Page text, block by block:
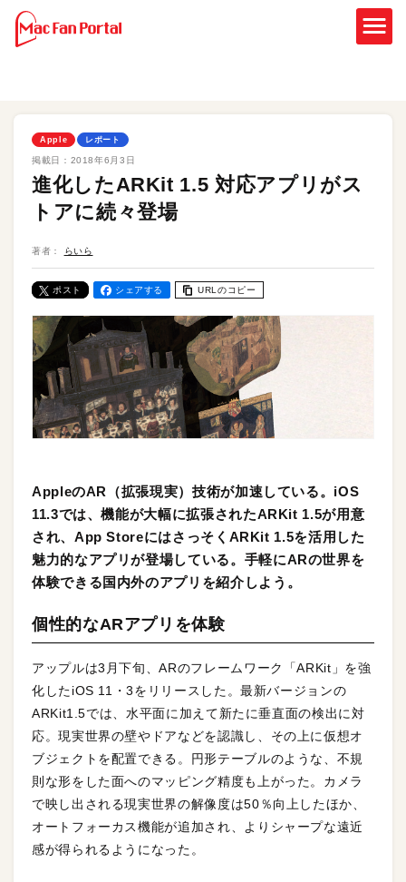
Apple レポート
掲載日： 2018年6月3日
進化したARKit 1.5 対応アプリがス
トアに続々登場
著者： らいら
ポスト シェアする URLのコピー
AppleのAR（拡張現実）技術が加速している。iOS
11.3では、機能が大幅に拡張されたARKit 1.5が用意
され、App StoreにはさっそくARKit 1.5を活用した
魅力的なアプリが登場している。手軽にARの世界を
体験できる国内外のアプリを紹介しよう。
個性的なARアプリを体験
アップルは3月下旬、ARのフレームワーク「ARKit」を強
化したiOS 11・3をリリースした。最新バージョンの
ARKit1.5では、水平面に加えて新たに垂直面の検出に対
応。現実世界の壁やドアなどを認識し、その上に仮想オ
ブジェクトを配置できる。円形テーブルのような、不規
則な形をした面へのマッピング精度も上がった。カメラ
で映し出される現実世界の解像度は50％向上したほか、
オートフォーカス機能が追加され、よりシャープな遠近
感が得られるようになった。